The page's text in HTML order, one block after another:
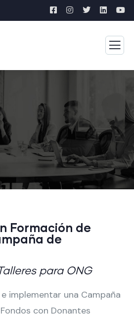
Formación de
de
para ONG
e implementar una Campaña
con Donantes